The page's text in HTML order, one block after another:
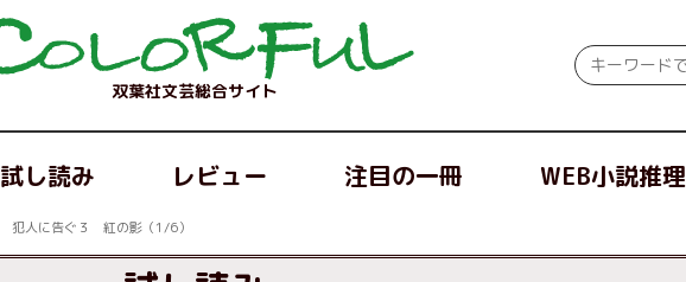
双葉社文芸総合サイト
試し読み レビュー 注目の一冊 WEB小説推理
犯人に告ぐ３ 紅の影（1/6）